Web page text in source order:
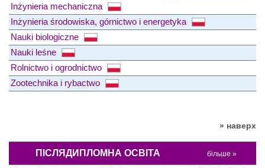
Inżynieria mechaniczna
Inżynieria środowiska, górnictwo i energetyka
Nauki biologiczne
Nauki leśne
Rolnictwo i ogrodnictwo
Zootechnika i rybactwo
» наверх
ПІСЛЯДИПЛОМНА ОСВІТА більше »